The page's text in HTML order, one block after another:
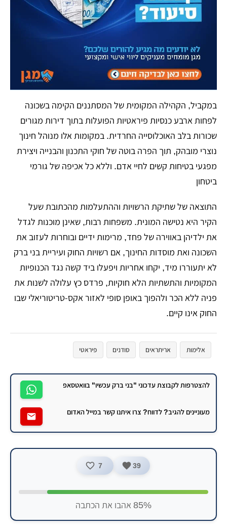
במקביל, הקהילה המקומית של המסתננים הקימה בשכונה
לפחות ארבע כנסיות פיראטיות הפועלות בתוך דירות מגורים
שכורות בלב האוכלוסייה החרדית. במקומות אלו מנוהל חינוך
נוצרי מובהק, תוך הפרה בוטה של חוקי התכנון והבנייה ויצירת
מפגעי בטיחות קשים לחיי אדם. וללא כל אכיפה של גורמי
ביטחון
התוצאה של שתיקת הרשויות וההתעלמות מהכתובת שעל
הקיר היא נטישה המונית. משפחות רבות, שאינן מוכנות לגדל
את ילדיהן באווירה של פחד, מרימות ידיים ובוחרות לעזוב את
השכונה ואת מוסדות החינוך, אם רשויות החוק ועיריית בני ברק
לא יתעוררו מיד, יקחו אחריות ויפעלו ביד קשה נגד הכנופיות
המקומיות והתשתיות הלא חוקיות, פרדס כץ עלולה לשנות את
פניה ללא הכר ולהפוך באופן סופי לאזור אקס-טריטוריאלי שבו
החוק אינו קיים.
אלימות אריתראים סודנים פיראטי
להצטרפות לקבוצת עדכוני "בני ברק עכשיו" בוואטסאפ
מעוניינים להגיב? לדווח? צרו איתנו קשר במייל האדום
39
7
85% אהבו את הכתבה